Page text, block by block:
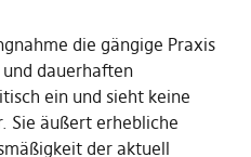
die gängige Praxis
dauerhaften
ein und sieht keine
Sie äußert erhebliche
der aktuell